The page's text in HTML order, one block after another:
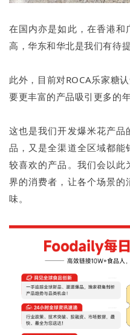
在国内亦是如此，在香港和
高，华东和华北是我们有待提
此外，目前对ROCA乐家糖
要更丰富的产品吸引更多的年
这也是我们开发爆米花产
品，又是全渠道全区域都能
较喜欢的产品。我们会以
界的消费者，让各个场景
味。